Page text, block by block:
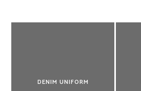
DENIM UNIFORM